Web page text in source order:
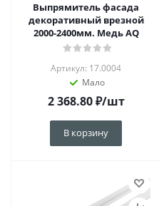
Выпрямитель фасада
декоративный врезной
2000-2400мм. Медь AQ
Артикул: 17.0004
Мало
2 368.80₽/шт
В корзину